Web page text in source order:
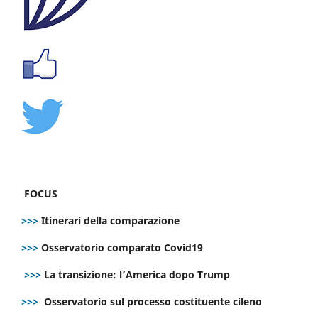
FOCUS
>>> Itinerari della comparazione
>>> Osservatorio comparato Covid19
>>> La transizione: l’America dopo Trump
>>> Osservatorio sul processo costituente cileno